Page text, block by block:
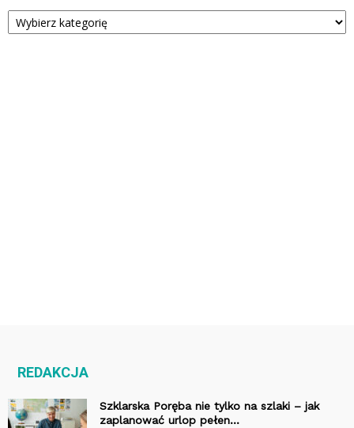
Kategorie
REDAKCJA
Szklarska Poręba nie tylko na szlaki – jak
zaplanować urlop pełen...